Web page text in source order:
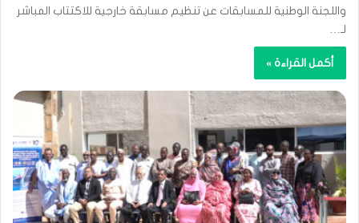
واللجنة الوطنية للمسابقات عن تنظيم مسابقة خارجية للاكتتاب المباشر
لـ…
أكمل القراءة »